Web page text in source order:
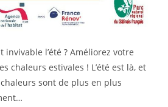
l’été ? Améliorez votre
chaleurs estivales ! L’été est là, et
sont de plus en plus